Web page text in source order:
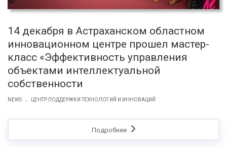
14 декабря в Астраханском областном
инновационном центре прошел мастер-
класс «Эффективность управления
объектами интеллектуальной
собственности
NEWS . ЦЕНТР ПОДДЕРЖКИ ТЕХНОЛОГИЙ И ИННОВАЦИЙ
Подробнее